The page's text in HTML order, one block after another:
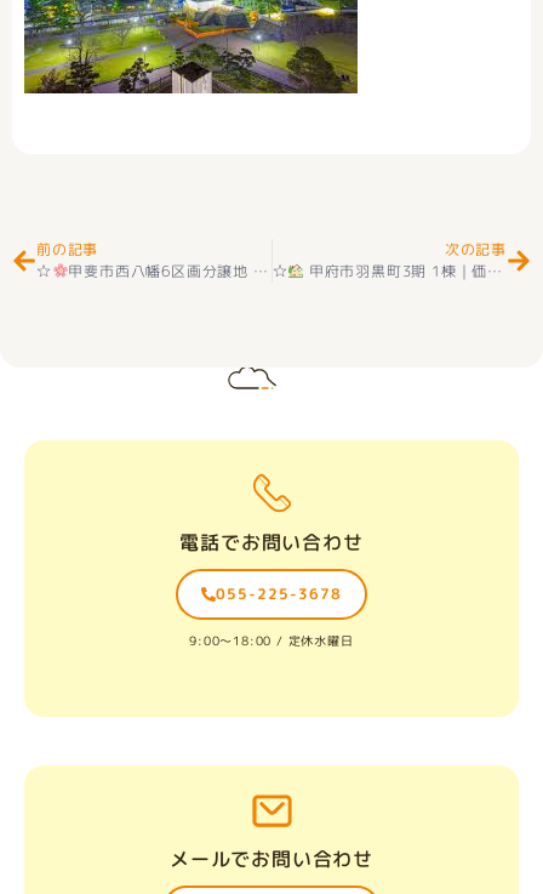
前の記事
☆
甲斐市西八幡6区画分譲地 好評販売中！ ☆
次の記事
☆
甲府市羽黒町3期 1棟｜価格改定しました！【10月26日更新】☆
電話でお問い合わせ
055-225-3678
9:00〜18:00 / 定休水曜日
メールでお問い合わせ